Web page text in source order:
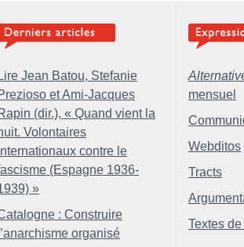
Lire Jean Batou, Stefanie
et Ami-Jacques
(dir.), « Quand vient la
Volontaires
contre le
(Espagne 1936-
»
: Construire
l’anarchisme organisé
mensuel
Webditos
Tracts
Textes